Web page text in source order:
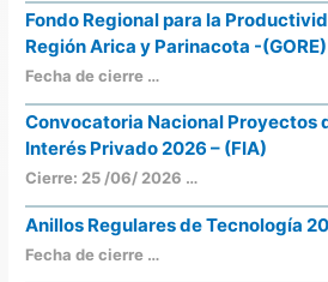
Fondo Regional para la
Región Arica y Parinacota -(GORE)
Fecha de cierre …
Convocatoria Nacional Proyectos
Interés Privado 2026 – (FIA)
Cierre: 25 /06/ 2026 …
Anillos Regulares de Tecnología
Fecha de cierre …